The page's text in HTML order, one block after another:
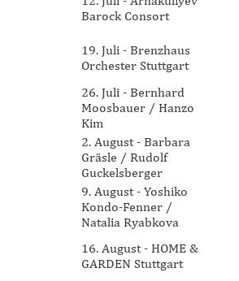
Barock Consort
19. Juli - Brenzhaus
Orchester Stuttgart
26. Juli - Bernhard
Moosbauer / Hanzo
Kim
2. August - Barbara
Gräsle / Rudolf
Guckelsberger
9. August - Yoshiko
Kondo-Fenner /
Natalia Ryabkova
16. August - HOME &
GARDEN Stuttgart